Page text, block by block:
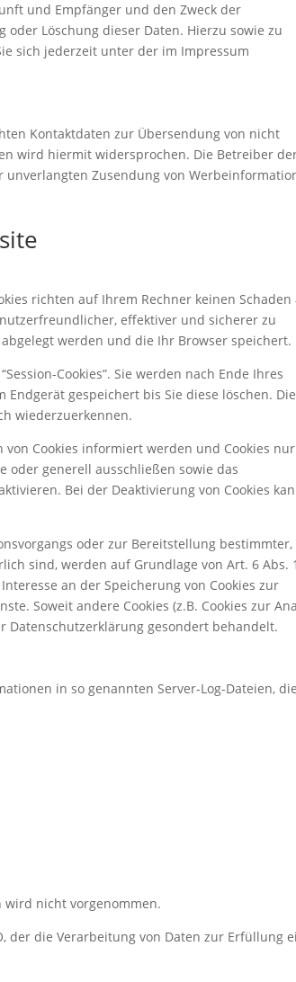
und Empfänger und den Zweck der
Löschung dieser Daten. Hierzu sowie zu
sich jederzeit unter der im Impressum
Kontaktdaten zur Übersendung von nicht
wird hiermit widersprochen. Die Betreiber
Zusendung von
richten auf Ihrem Rechner keinen Schaden
effektiver und sicherer zu
werden und die Ihr Browser speichert.
Cookies”. Sie werden nach Ende Ihres
gespeichert bis Sie diese löschen.
wiederzuerkennen.
von Cookies informiert werden und Cookies
oder generell ausschließen sowie das
Bei der Deaktivierung von Cookies
oder zur Bereitstellung bestimmter,
sind, werden auf Grundlage von Art. 6 Abs.
an der Speicherung von Cookies zur
Soweit andere Cookies (z.B. Cookies zur
Datenschutzerklärung gesondert behandelt.
in so genannten Server-Log-Dateien,
nicht vorgenommen.
der die Verarbeitung von Daten zur Erfüllung